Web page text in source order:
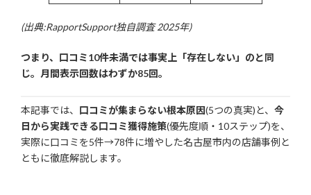
(出典:RapportSupport独自調査 2025年)
つまり、口コミ10件未満では事実上「存在しない」のと同
じ。月間表示回数はわずか85回。
本記事では、 口コミが集まらない根本原因(5つの真実)と、 今
日から実践できる口コミ獲得施策(優先度順・10ステップ)を、
実際に口コミを5件→78件に増やした名古屋市内の店舗事例と
ともに徹底解説します。